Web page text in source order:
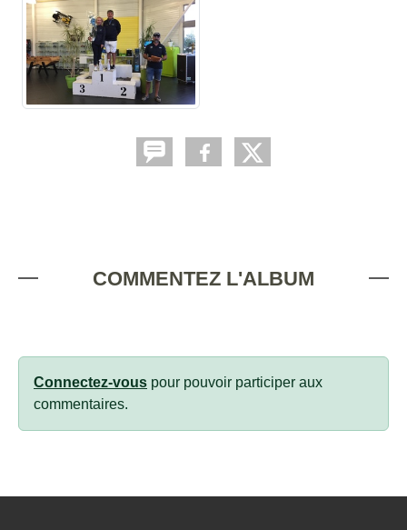
COMMENTEZ L'ALBUM
Connectez-vous pour pouvoir participer aux
commentaires.